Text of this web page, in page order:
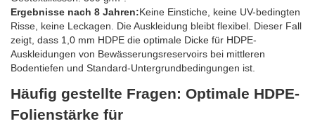
Ergebnisse nach 8 Jahren:Keine Einstiche, keine UV-bedingten
Risse, keine Leckagen. Die Auskleidung bleibt flexibel. Dieser Fall
zeigt, dass 1,0 mm HDPE die optimale Dicke für HDPE-
Auskleidungen von Bewässerungsreservoirs bei mittleren
Bodentiefen und Standard-Untergrundbedingungen ist.
Häufig gestellte Fragen: Optimale HDPE-
Folienstärke für